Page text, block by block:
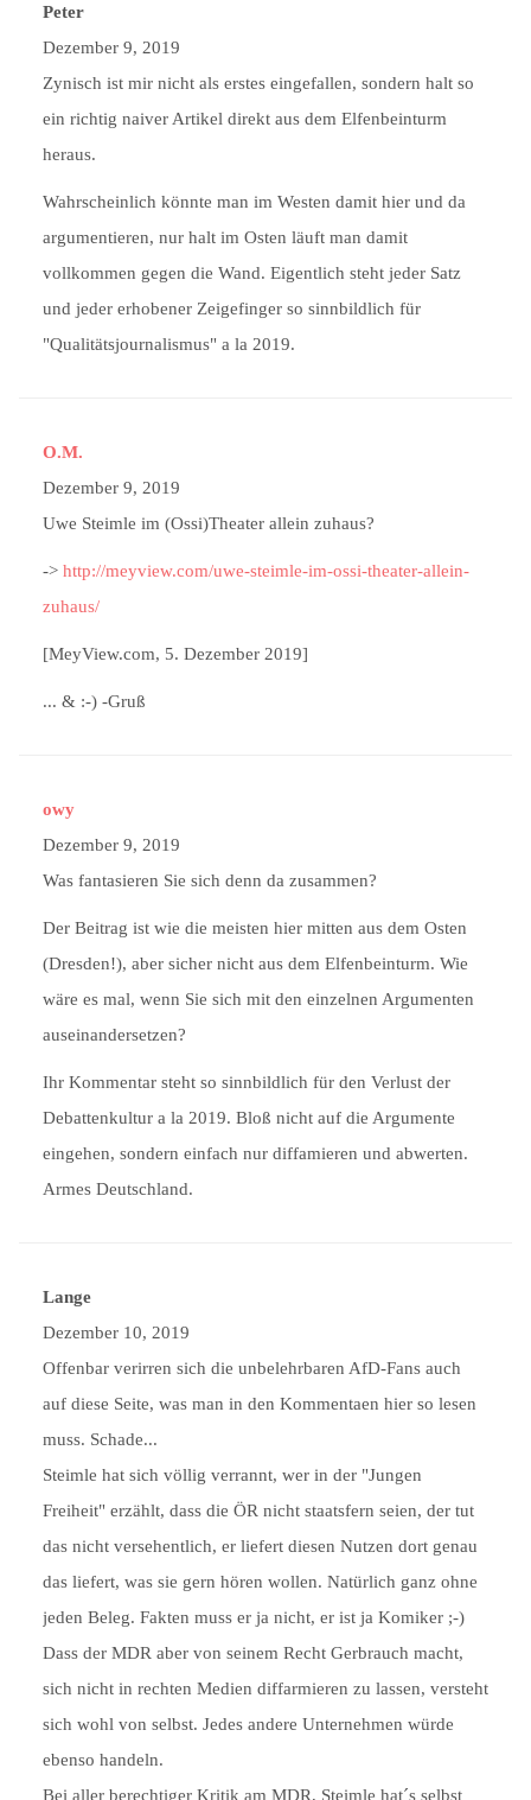
Peter
Dezember 9, 2019
Zynisch ist mir nicht als erstes eingefallen, sondern halt so
ein richtig naiver Artikel direkt aus dem Elfenbeinturm
heraus.
Wahrscheinlich könnte man im Westen damit hier und da
argumentieren, nur halt im Osten läuft man damit
vollkommen gegen die Wand. Eigentlich steht jeder Satz
und jeder erhobener Zeigefinger so sinnbildlich für
"Qualitätsjournalismus" a la 2019.
O.M.
Dezember 9, 2019
Uwe Steimle im (Ossi)Theater allein zuhaus?
-> http://meyview.com/uwe-steimle-im-ossi-theater-allein-
zuhaus/
[MeyView.com, 5. Dezember 2019]
... & :-) -Gruß
owy
Dezember 9, 2019
Was fantasieren Sie sich denn da zusammen?
Der Beitrag ist wie die meisten hier mitten aus dem Osten
(Dresden!), aber sicher nicht aus dem Elfenbeinturm. Wie
wäre es mal, wenn Sie sich mit den einzelnen Argumenten
auseinandersetzen?
Ihr Kommentar steht so sinnbildlich für den Verlust der
Debattenkultur a la 2019. Bloß nicht auf die Argumente
eingehen, sondern einfach nur diffamieren und abwerten.
Armes Deutschland.
Lange
Dezember 10, 2019
Offenbar verirren sich die unbelehrbaren AfD-Fans auch
auf diese Seite, was man in den Kommentaen hier so lesen
muss. Schade...
Steimle hat sich völlig verrannt, wer in der "Jungen
Freiheit" erzählt, dass die ÖR nicht staatsfern seien, der tut
das nicht versehentlich, er liefert diesen Nutzen dort genau
das liefert, was sie gern hören wollen. Natürlich ganz ohne
jeden Beleg. Fakten muss er ja nicht, er ist ja Komiker ;-)
Dass der MDR aber von seinem Recht Gerbrauch macht,
sich nicht in rechten Medien diffarmieren zu lassen, versteht
sich wohl von selbst. Jedes andere Unternehmen würde
ebenso handeln.
Bei aller berechtiger Kritik am MDR, Steimle hat´s selbst